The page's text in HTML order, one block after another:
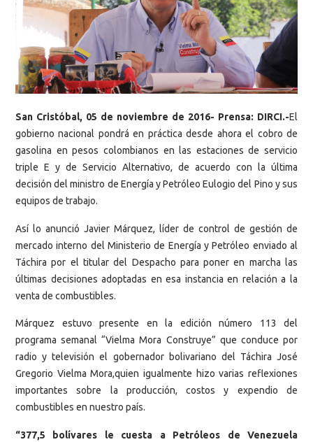
San Cristóbal, 05 de noviembre de 2016- Prensa: DIRCI.-El
gobierno nacional pondrá en práctica desde ahora el cobro de
gasolina en pesos colombianos en las estaciones de servicio
triple E y de Servicio Alternativo, de acuerdo con la última
decisión del ministro de Energía y Petróleo Eulogio del Pino y sus
equipos de trabajo.
Así lo anunció Javier Márquez, líder de control de gestión de
mercado interno del Ministerio de Energía y Petróleo enviado al
Táchira por el titular del Despacho para poner en marcha las
últimas decisiones adoptadas en esa instancia en relación a la
venta de combustibles.
Márquez estuvo presente en la edición número 113 del
programa semanal “Vielma Mora Construye” que conduce por
radio y televisión el gobernador bolivariano del Táchira José
Gregorio Vielma Mora,quien igualmente hizo varias reflexiones
importantes sobre la producción, costos y expendio de
combustibles en nuestro país.
“377,5 bolívares le cuesta a Petróleos de Venezuela